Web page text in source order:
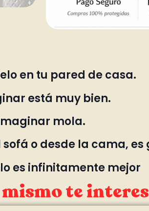
en tu pared de casa.
está muy bien.
mola.
o desde la cama, es
es infinitamente mejor
te